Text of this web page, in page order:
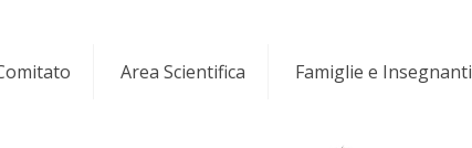
Area Scientifica Famiglie e Insegnanti